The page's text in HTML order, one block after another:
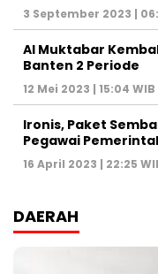
3 September 2023 |
Al Muktabar
Banten 2 Periode
12 Mei 2023 | 15:04 WIB
Ironis, Paket
Pegawai
16 April 2023 | 22:25
DAERAH